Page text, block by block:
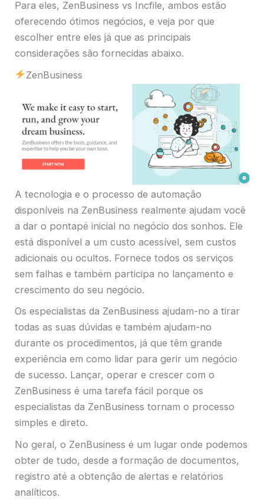
Para eles, ZenBusiness vs Incfile, ambos estão
oferecendo ótimos negócios, e veja por que
escolher entre eles já que as principais
considerações são fornecidas abaixo.
ZenBusiness
A tecnologia e o processo de automação
disponíveis na ZenBusiness realmente ajudam você
a dar o pontapé inicial no negócio dos sonhos. Ele
está disponível a um custo acessível, sem custos
adicionais ou ocultos. Fornece todos os serviços
sem falhas e também participa no lançamento e
crescimento do seu negócio.
Os especialistas da ZenBusiness ajudam-no a tirar
todas as suas dúvidas e também ajudam-no
durante os procedimentos, já que têm grande
experiência em como lidar para gerir um negócio
de sucesso. Lançar, operar e crescer com o
ZenBusiness é uma tarefa fácil porque os
especialistas da ZenBusiness tornam o processo
simples e direto.
No geral, o ZenBusiness é um lugar onde podemos
obter de tudo, desde a formação de documentos,
registro até a obtenção de alertas e relatórios
analíticos.